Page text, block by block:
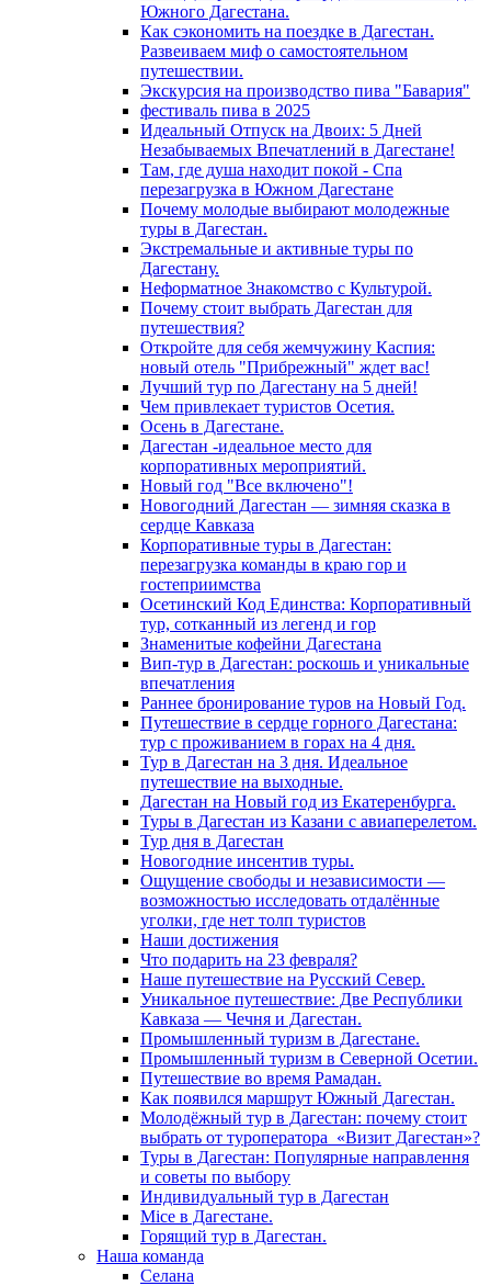
Южного Дагестана.
Как сэкономить на поездке в Дагестан.
Развеиваем миф о самостоятельном
путешествии.
Экскурсия на производство пива "Бавария"
фестиваль пива в 2025
Идеальный Отпуск на Двоих: 5 Дней
Незабываемых Впечатлений в Дагестане!
Там, где душа находит покой - Спа
перезагрузка в Южном Дагестане
Почему молодые выбирают молодежные
туры в Дагестан.
Экстремальные и активные туры по
Дагестану.
Неформатное Знакомство с Культурой.
Почему стоит выбрать Дагестан для
путешествия?
Откройте для себя жемчужину Каспия:
новый отель "Прибрежный" ждет вас!
Лучший тур по Дагестану на 5 дней!
Чем привлекает туристов Осетия.
Осень в Дагестане.
Дагестан -идеальное место для
корпоративных мероприятий.
Новый год "Все включено"!
Новогодний Дагестан — зимняя сказка в
сердце Кавказа
Корпоративные туры в Дагестан:
перезагрузка команды в краю гор и
гостеприимства
Осетинский Код Единства: Корпоративный
тур, сотканный из легенд и гор
Знаменитые кофейни Дагестана
Вип-тур в Дагестан: роскошь и уникальные
впечатления
Раннее бронирование туров на Новый Год.
Путешествие в сердце горного Дагестана:
тур с проживанием в горах на 4 дня.
Тур в Дагестан на 3 дня. Идеальное
путешествие на выходные.
Дагестан на Новый год из Екатеренбурга.
Туры в Дагестан из Казани с авиаперелетом.
Тур дня в Дагестан
Новогодние инсентив туры.
Ощущение свободы и независимости —
возможностью исследовать отдалённые
уголки, где нет толп туристов
Наши достижения
Что подарить на 23 февраля?
Наше путешествие на Русский Север.
Уникальное путешествие: Две Республики
Кавказа — Чечня и Дагестан.
Промышленный туризм в Дагестане.
Промышленный туризм в Северной Осетии.
Путешествие во время Рамадан.
Как появился маршрут Южный Дагестан.
Молодёжный тур в Дагестан: почему стоит
выбрать от туроператора «Визит Дагестан»?
Туры в Дагестан: Популярные направлення
и советы по выбору
Индивидуальный тур в Дагестан
Mice в Дагестане.
Горящий тур в Дагестан.
Наша команда
Селана